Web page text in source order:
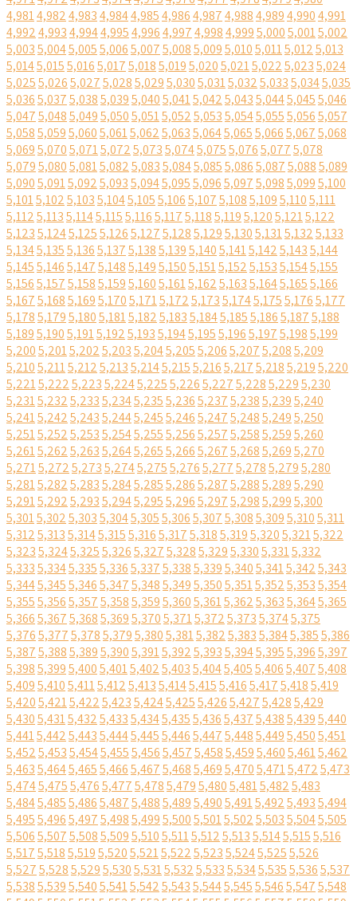
4,9814,9824,9834,9844,9854,9864,9874,9884,9894,9904,991
4,9924,9934,9944,9954,9964,9974,9984,9995,0005,0015,002
5,0035,0045,0055,0065,0075,0085,0095,0105,0115,0125,013
5,0145,0155,0165,0175,0185,0195,0205,0215,0225,0235,024
5,0255,0265,0275,0285,0295,0305,0315,0325,0335,0345,035
5,0365,0375,0385,0395,0405,0415,0425,0435,0445,0455,046
5,0475,0485,0495,0505,0515,0525,0535,0545,0555,0565,057
5,0585,0595,0605,0615,0625,0635,0645,0655,0665,0675,068
5,0695,0705,0715,0725,0735,0745,0755,0765,0775,078
5,0795,0805,0815,0825,0835,0845,0855,0865,0875,0885,089
5,0905,0915,0925,0935,0945,0955,0965,0975,0985,0995,100
5,1015,1025,1035,1045,1055,1065,1075,1085,1095,1105,111
5,1125,1135,1145,1155,1165,1175,1185,1195,1205,1215,122
5,1235,1245,1255,1265,1275,1285,1295,1305,1315,1325,133
5,1345,1355,1365,1375,1385,1395,1405,1415,1425,1435,144
5,1455,1465,1475,1485,1495,1505,1515,1525,1535,1545,155
5,1565,1575,1585,1595,1605,1615,1625,1635,1645,1655,166
5,1675,1685,1695,1705,1715,1725,1735,1745,1755,1765,177
5,1785,1795,1805,1815,1825,1835,1845,1855,1865,1875,188
5,1895,1905,1915,1925,1935,1945,1955,1965,1975,1985,199
5,2005,2015,2025,2035,2045,2055,2065,2075,2085,209
5,2105,2115,2125,2135,2145,2155,2165,2175,2185,2195,220
5,2215,2225,2235,2245,2255,2265,2275,2285,2295,230
5,2315,2325,2335,2345,2355,2365,2375,2385,2395,240
5,2415,2425,2435,2445,2455,2465,2475,2485,2495,250
5,2515,2525,2535,2545,2555,2565,2575,2585,2595,260
5,2615,2625,2635,2645,2655,2665,2675,2685,2695,270
5,2715,2725,2735,2745,2755,2765,2775,2785,2795,280
5,2815,2825,2835,2845,2855,2865,2875,2885,2895,290
5,2915,2925,2935,2945,2955,2965,2975,2985,2995,300
5,3015,3025,3035,3045,3055,3065,3075,3085,3095,3105,311
5,3125,3135,3145,3155,3165,3175,3185,3195,3205,3215,322
5,3235,3245,3255,3265,3275,3285,3295,3305,3315,332
5,3335,3345,3355,3365,3375,3385,3395,3405,3415,3425,343
5,3445,3455,3465,3475,3485,3495,3505,3515,3525,3535,354
5,3555,3565,3575,3585,3595,3605,3615,3625,3635,3645,365
5,3665,3675,3685,3695,3705,3715,3725,3735,3745,375
5,3765,3775,3785,3795,3805,3815,3825,3835,3845,3855,386
5,3875,3885,3895,3905,3915,3925,3935,3945,3955,3965,397
5,3985,3995,4005,4015,4025,4035,4045,4055,4065,4075,408
5,4095,4105,4115,4125,4135,4145,4155,4165,4175,4185,419
5,4205,4215,4225,4235,4245,4255,4265,4275,4285,429
5,4305,4315,4325,4335,4345,4355,4365,4375,4385,4395,440
5,4415,4425,4435,4445,4455,4465,4475,4485,4495,4505,451
5,4525,4535,4545,4555,4565,4575,4585,4595,4605,4615,462
5,4635,4645,4655,4665,4675,4685,4695,4705,4715,4725,473
5,4745,4755,4765,4775,4785,4795,4805,4815,4825,483
5,4845,4855,4865,4875,4885,4895,4905,4915,4925,4935,494
5,4955,4965,4975,4985,4995,5005,5015,5025,5035,5045,505
5,5065,5075,5085,5095,5105,5115,5125,5135,5145,5155,516
5,5175,5185,5195,5205,5215,5225,5235,5245,5255,526
5,5275,5285,5295,5305,5315,5325,5335,5345,5355,5365,537
5,5385,5395,5405,5415,5425,5435,5445,5455,5465,5475,548